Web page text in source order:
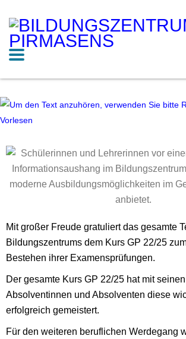
Vorlesen
Mit großer Freude gratuliert das gesamte
Bildungszentrums dem Kurs GP 22/25
Bestehen ihrer Examensprüfungen.
Der gesamte Kurs GP 22/25 hat mit
Absolventinnen und Absolventen diese
erfolgreich gemeistert.
Für den weiteren beruflichen Werdegang